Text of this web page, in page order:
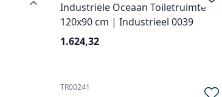
Industriële Oceaan Toiletruimte
120x90 cm | Industrieel 0039
1.624,32
TR00241